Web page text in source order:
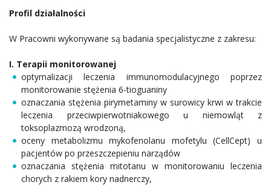
Profil działalności
W Pracowni wykonywane są badania specjalistyczne z zakresu:
I. Terapii monitorowanej
optymalizacji leczenia immunomodulacyjnego poprzez
monitorowanie stężenia 6-tioguaniny
oznaczania stężenia pirymetaminy w surowicy krwi w trakcie
leczenia przeciwpierwotniakowego u niemowląt z
toksoplazmozą wrodzoną,
oceny metabolizmu mykofenolanu mofetylu (CellCept) u
pacjentów po przeszczepieniu narządów
oznaczania stężenia mitotanu w monitorowaniu leczenia
chorych z rakiem kory nadnerczy,